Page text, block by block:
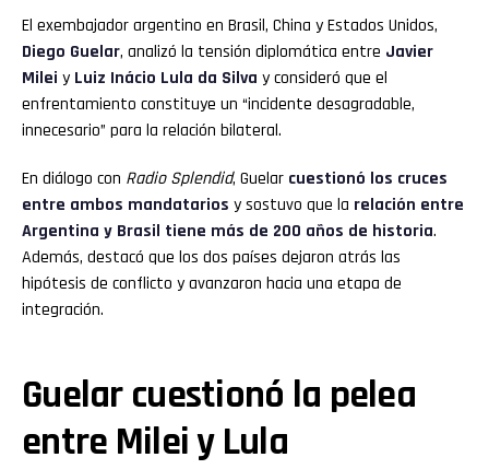
El exembajador argentino en Brasil, China y Estados Unidos,
Diego Guelar, analizó la tensión diplomática entre Javier
Milei y Luiz Inácio Lula da Silva y consideró que el
enfrentamiento constituye un “incidente desagradable,
innecesario” para la relación bilateral.
En diálogo con Radio Splendid, Guelar cuestionó los cruces
entre ambos mandatarios y sostuvo que la relación entre
Argentina y Brasil tiene más de 200 años de historia.
Además, destacó que los dos países dejaron atrás las
hipótesis de conflicto y avanzaron hacia una etapa de
integración.
Guelar cuestionó la pelea
entre Milei y Lula